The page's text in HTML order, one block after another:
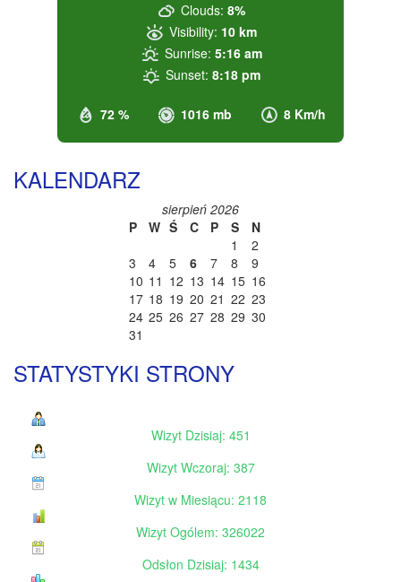
72 % 1016 mb 8 Km/h
Clouds: 8%
Visibility: 10 km
Sunrise: 5:16 am
Sunset: 8:18 pm
KALENDARZ
sierpień 2026
P
W Ś C P S
N
1
2
3
4 5 6 7 8
9
10 11 12 13 14 15 16
17 18 19 20 21 22 23
24 25 26 27 28 29 30
31
STATYSTYKI STRONY
Wizyt Dzisiaj: 451
Wizyt Wczoraj: 387
Wizyt w Miesiącu: 2118
Wizyt Ogólem: 326022
Odsłon Dzisiaj: 1434